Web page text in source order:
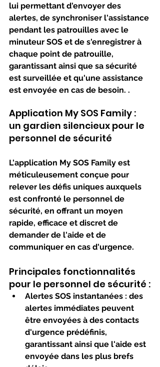
lui permettant d'envoyer des
alertes, de synchroniser l'assistance
pendant les patrouilles avec le
minuteur SOS et de s'enregistrer à
chaque point de patrouille,
garantissant ainsi que sa sécurité
est surveillée et qu'une assistance
est envoyée en cas de besoin. .
Application My SOS Family :
un gardien silencieux pour le
personnel de sécurité
L'application My SOS Family est
méticuleusement conçue pour
relever les défis uniques auxquels
est confronté le personnel de
sécurité, en offrant un moyen
rapide, efficace et discret de
demander de l'aide et de
communiquer en cas d'urgence.
Principales fonctionnalités
pour le personnel de sécurité :
Alertes SOS instantanées : des
alertes immédiates peuvent
être envoyées à des contacts
d'urgence prédéfinis,
garantissant ainsi que l'aide est
envoyée dans les plus brefs